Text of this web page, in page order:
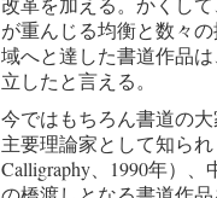
が重んじる均衡と数々
域へと達した書道作品
立したと言える。
今ではもちろん書道の
主要理論家として知られ
Calligraphy、1990年）